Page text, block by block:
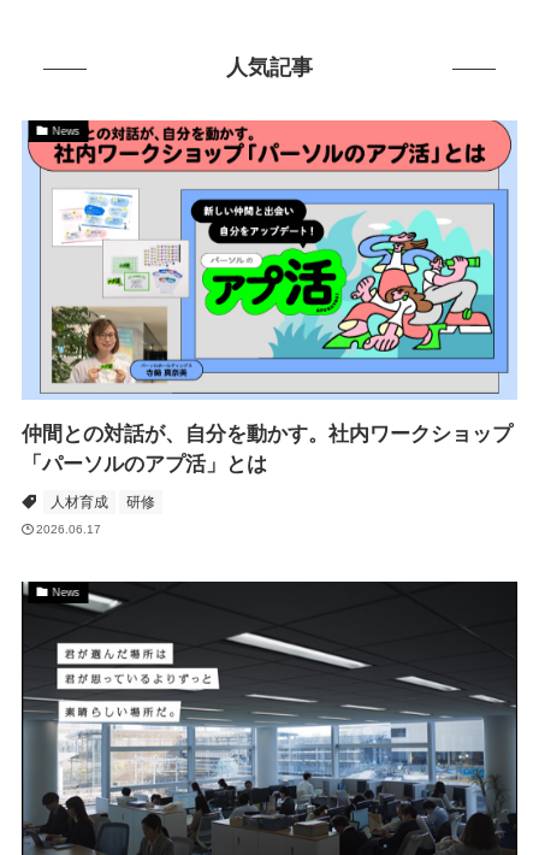
人気記事
News
仲間との対話が、自分を動かす。社内ワークショップ
「パーソルのアプ活」とは
人材育成 研修
2026.06.17
News